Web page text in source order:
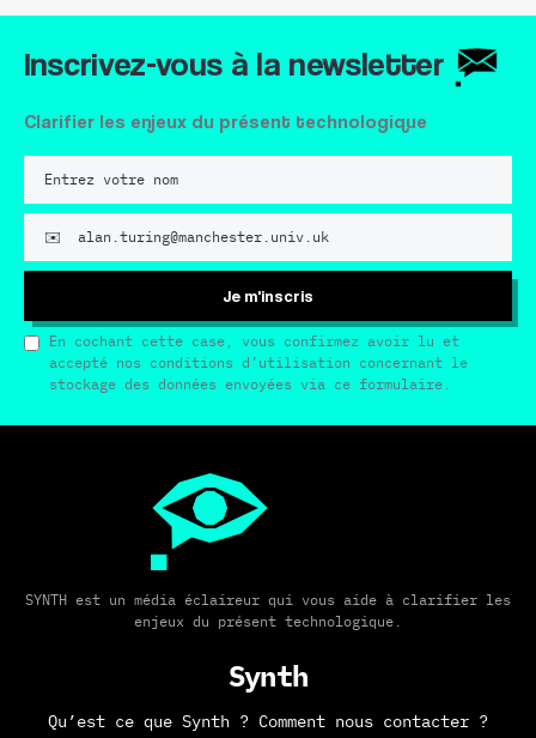
Inscrivez-vous à la newsletter
Clarifier les enjeux du présent technologique
Je m'inscris
En cochant cette case, vous confirmez avoir lu et
accepté nos conditions d’utilisation concernant le
stockage des données envoyées via ce formulaire.
SYNTH est un média éclaireur qui vous aide à clarifier les
enjeux du présent technologique.
Synth
Qu’est ce que Synth ? Comment nous contacter ?